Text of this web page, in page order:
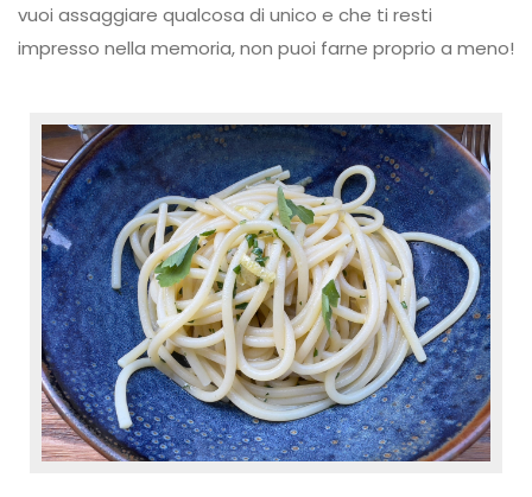
vuoi assaggiare qualcosa di unico e che ti resti
impresso nella memoria, non puoi farne proprio a meno!